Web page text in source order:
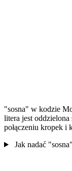
"sosna" w kodzie
litera jest
połączeniu kropek i
Jak nadać